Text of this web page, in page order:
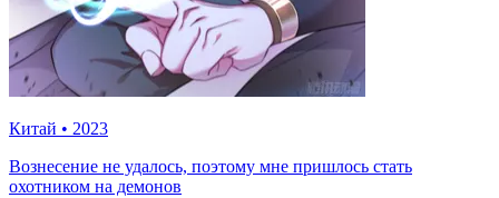
Китай • 2023
Вознесение не удалось, поэтому мне пришлось стать
охотником на демонов